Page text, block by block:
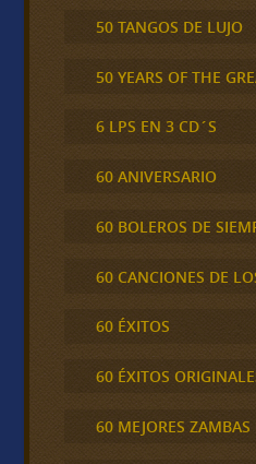
50 TANGOS DE LUJO
50 YEARS OF THE
6 LPS EN 3 CD´S
60 ANIVERSARIO
60 BOLEROS DE
60 CANCIONES DE
60 ÉXITOS
60 ÉXITOS
60 MEJORES